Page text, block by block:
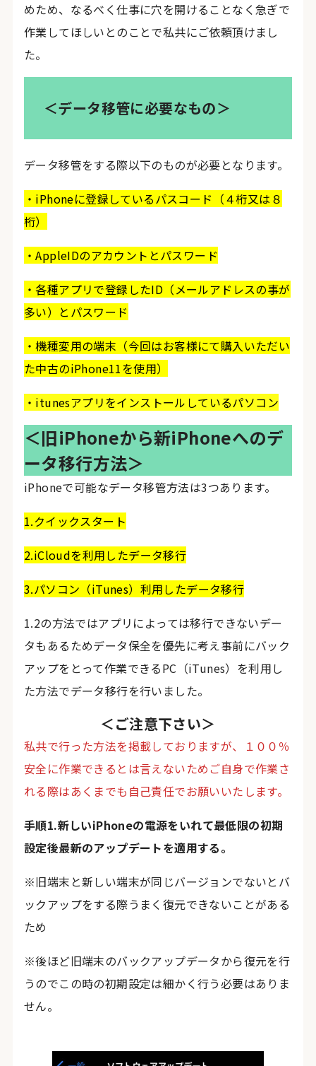
めため、なるべく仕事に穴を開けることなく急ぎで
作業してほしいとのことで私共にご依頼頂けまし
た。
＜データ移管に必要なもの＞
データ移管をする際以下のものが必要となります。
・iPhoneに登録しているパスコード（４桁又は８
桁）
・AppleIDのアカウントとパスワード
・各種アプリで登録したID（メールアドレスの事が
多い）とパスワード
・機種変用の端末（今回はお客様にて購入いただい
た中古のiPhone11を使用）
・itunesアプリをインストールしているパソコン
＜旧iPhoneから新iPhoneへのデ
ータ移行方法＞
iPhoneで可能なデータ移管方法は3つあります。
1.クイックスタート
2.iCloudを利用したデータ移行
3.パソコン（iTunes）利用したデータ移行
1.2の方法ではアプリによっては移行できないデー
タもあるためデータ保全を優先に考え事前にバック
アップをとって作業できるPC（iTunes）を利用し
た方法でデータ移行を行いました。
＜ご注意下さい＞
私共で行った方法を掲載しておりますが、１００％
安全に作業できるとは言えないためご自身で作業さ
れる際はあくまでも自己責任でお願いいたします。
手順1.新しいiPhoneの電源をいれて最低限の初期
設定後最新のアップデートを適用する。
※旧端末と新しい端末が同じバージョンでないとバ
ックアップをする際うまく復元できないことがある
ため
※後ほど旧端末のバックアップデータから復元を行
うのでこの時の初期設定は細かく行う必要はありま
せん。